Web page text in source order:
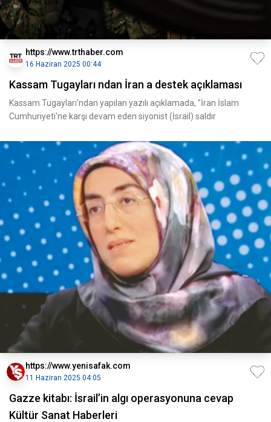
https://www.trthaber.com
16 Haziran 2025 00:44
Kassam Tugayları ndan İran a destek açıklaması
Kassam Tugayları'ndan yapılan yazılı açıklamada, "İran İslam
Cumhuriyeti'ne karşı devam eden siyonist (İsrail) saldır
https://www.yenisafak.com
11 Haziran 2025 04:05
Gazze kitabı: İsrail’in algı operasyonuna cevap
Kültür Sanat Haberleri